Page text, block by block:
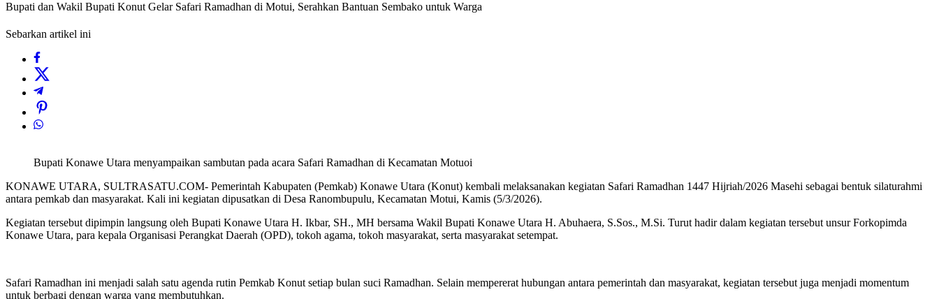
Bupati dan Wakil Bupati Konut Gelar Safari Ramadhan di Motui, Serahkan Bantuan Sembako untuk Warga
Sebarkan artikel ini
Bupati Konawe Utara menyampaikan sambutan pada acara Safari Ramadhan di Kecamatan Motuoi
KONAWE UTARA, SULTRASATU.COM- Pemerintah Kabupaten (Pemkab) Konawe Utara (Konut) kembali melaksanakan kegiatan Safari Ramadhan 1447 Hijriah/2026 Masehi sebagai bentuk silaturahmi
antara pemkab dan masyarakat. Kali ini kegiatan dipusatkan di Desa Ranombupulu, Kecamatan Motui, Kamis (5/3/2026).
Kegiatan tersebut dipimpin langsung oleh Bupati Konawe Utara H. Ikbar, SH., MH bersama Wakil Bupati Konawe Utara H. Abuhaera, S.Sos., M.Si. Turut hadir dalam kegiatan tersebut unsur Forkopimda
Konawe Utara, para kepala Organisasi Perangkat Daerah (OPD), tokoh agama, tokoh masyarakat, serta masyarakat setempat.
Safari Ramadhan ini menjadi salah satu agenda rutin Pemkab Konut setiap bulan suci Ramadhan. Selain mempererat hubungan antara pemerintah dan masyarakat, kegiatan tersebut juga menjadi momentum
untuk berbagi dengan warga yang membutuhkan.